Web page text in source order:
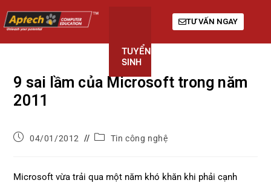
TUYỂN
SINH
TƯ VẤN NGAY
9 sai lầm của Microsoft trong năm
2011
04/01/2012 Tin công nghệ
Microsoft vừa trải qua một năm khó khăn khi phải cạnh